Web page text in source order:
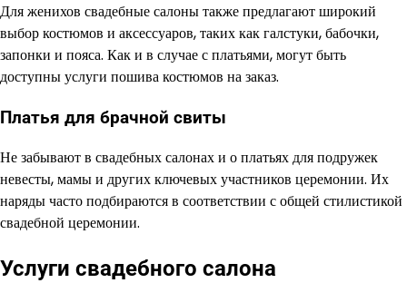
Для женихов свадебные салоны также предлагают широкий
выбор костюмов и аксессуаров, таких как галстуки, бабочки,
запонки и пояса. Как и в случае с платьями, могут быть
доступны услуги пошива костюмов на заказ.
Платья для брачной свиты
Не забывают в свадебных салонах и о платьях для подружек
невесты, мамы и других ключевых участников церемонии. Их
наряды часто подбираются в соответствии с общей стилистикой
свадебной церемонии.
Услуги свадебного салона